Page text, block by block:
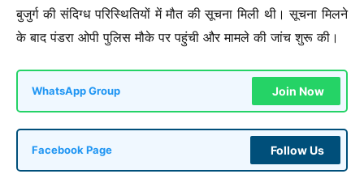
बुजुर्ग की संदिग्ध परिस्थितियों में मौत की सूचना मिली थी। सूचना मिलने
के बाद पंडरा ओपी पुलिस मौके पर पहुंची और मामले की जांच शुरू की।
WhatsApp Group Join Now
Facebook Page Follow Us